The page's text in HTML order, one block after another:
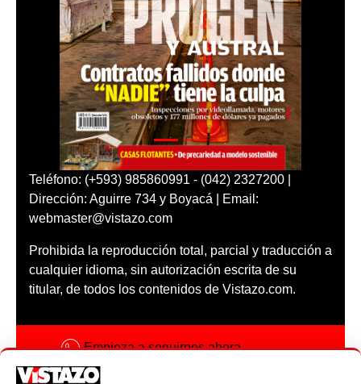
Teléfono: (+593) 985860991 - (042) 2327200 |
Dirección: Aguirre 734 y Boyacá | Email:
webmaster@vistazo.com
Prohibida la reproducción total, parcial y traducción a
cualquier idioma, sin autorización escrita de su
titular, de todos los contenidos de Vistazo.com.
Empieza a seguirnos ahora